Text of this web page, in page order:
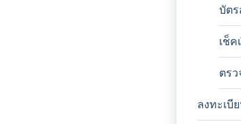
บัตร
เช็ค
ตร
ลงทะเบี